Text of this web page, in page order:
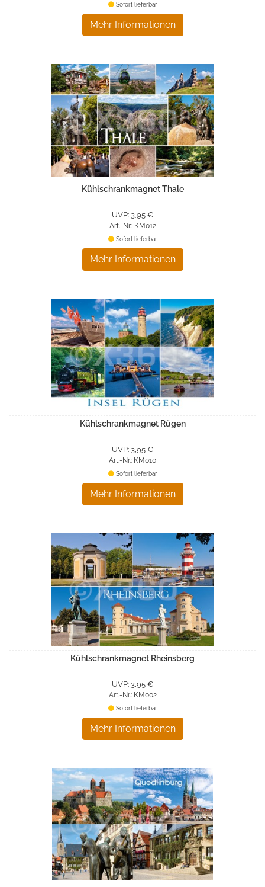
Mehr Informationen
Sofort lieferbar
Kühlschrankmagnet Thale
UVP: 3,95 €
Art.-Nr.: KM012
Mehr Informationen
Sofort lieferbar
Kühlschrankmagnet Rügen
UVP: 3,95 €
Art.-Nr.: KM010
Mehr Informationen
Sofort lieferbar
Kühlschrankmagnet Rheinsberg
UVP: 3,95 €
Art.-Nr.: KM002
Mehr Informationen
Sofort lieferbar